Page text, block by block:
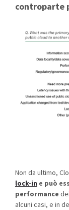
controparte
Non da ultimo,
lock-in e può
performance
alcuni casi, e in